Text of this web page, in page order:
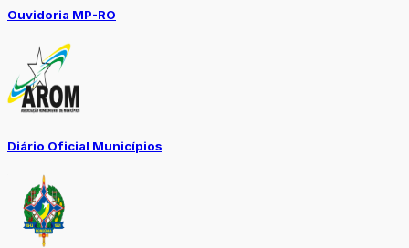
Ouvidoria MP-RO
Diário Oficial Municípios